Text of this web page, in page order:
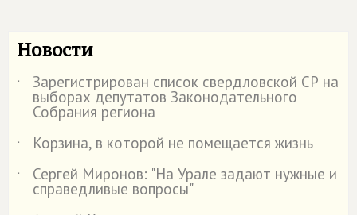
Новости
˙ Зарегистрирован список свердловской СР на
выборах депутатов Законодательного
Собрания региона
˙
Корзина, в которой не помещается жизнь
˙
Сергей Миронов: "На Урале задают нужные и
справедливые вопросы"